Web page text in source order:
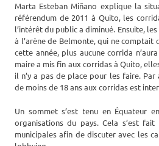
Marta Esteban Miñano explique la
référendum de 2011 à Quito, les
l’intérêt du public a diminué. Ensuite,
à l’arène de Belmonte, qui ne comptait
cette année, plus aucune corrida
maire a mis fin aux corridas à Quito,
il n’y a pas de place pour les faire. Par
de moins de 18 ans aux corridas est
Un sommet s’est tenu en Équateur
organisations du pays. Cela s’est
municipales afin de discuter avec les